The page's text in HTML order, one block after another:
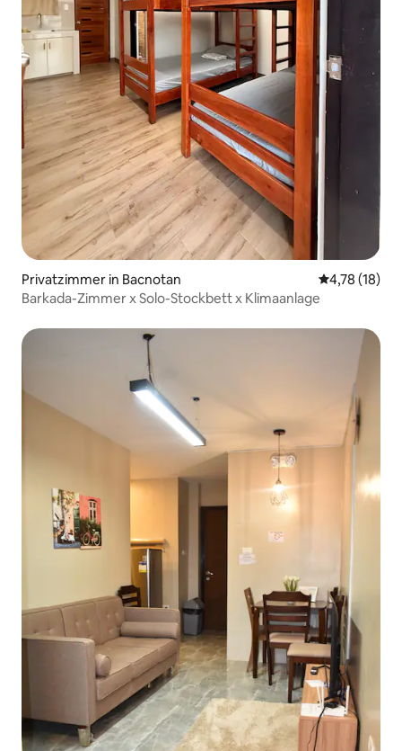
Privatzimmer in Bacnotan
4,78 (18)
Barkada-Zimmer x Solo-Stockbett x Klimaanlage